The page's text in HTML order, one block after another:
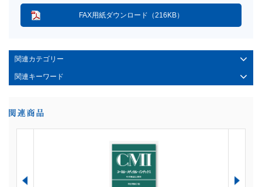
FAX用紙ダウンロード（216KB）
関連カテゴリー
関連キーワード